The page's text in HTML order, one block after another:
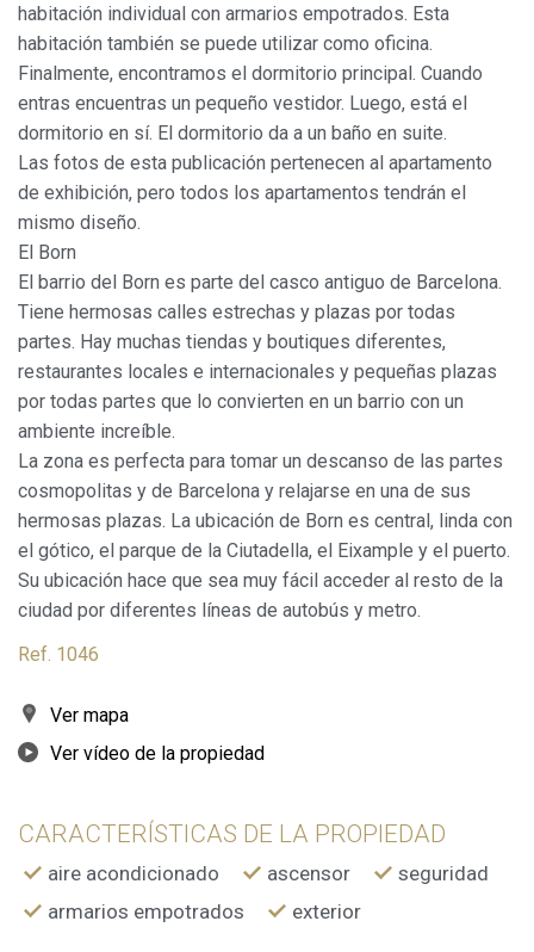
habitación individual con armarios empotrados. Esta
habitación también se puede utilizar como oficina.
Finalmente, encontramos el dormitorio principal. Cuando
entras encuentras un pequeño vestidor. Luego, está el
dormitorio en sí. El dormitorio da a un baño en suite.
Las fotos de esta publicación pertenecen al apartamento
de exhibición, pero todos los apartamentos tendrán el
mismo diseño.
El Born
El barrio del Born es parte del casco antiguo de Barcelona.
Tiene hermosas calles estrechas y plazas por todas
partes. Hay muchas tiendas y boutiques diferentes,
restaurantes locales e internacionales y pequeñas plazas
por todas partes que lo convierten en un barrio con un
ambiente increíble.
La zona es perfecta para tomar un descanso de las partes
cosmopolitas y de Barcelona y relajarse en una de sus
hermosas plazas. La ubicación de Born es central, linda con
el gótico, el parque de la Ciutadella, el Eixample y el puerto.
Su ubicación hace que sea muy fácil acceder al resto de la
ciudad por diferentes líneas de autobús y metro.
Ref. 1046
Ver mapa
Ver vídeo de la propiedad
CARACTERÍSTICAS DE LA PROPIEDAD
aire acondicionado ascensor
seguridad
armarios empotrados
exterior
Modificar cookies
Técnicas y funcionales
Siempre activas
Este sitio web utiliza Cookies propias para recopilar
instalación de las mismas. El usuario tiene la posibilidad
de configurar su navegador pudiendo, si así lo desea,
impedir que sean instaladas en su disco duro, aunque
deberá tener en cuenta que dicha acción podrá ocasionar
Analíticas y personalización
comportamiento de los usuarios de este sitio web. La
información recogida mediante este tipo de cookies se